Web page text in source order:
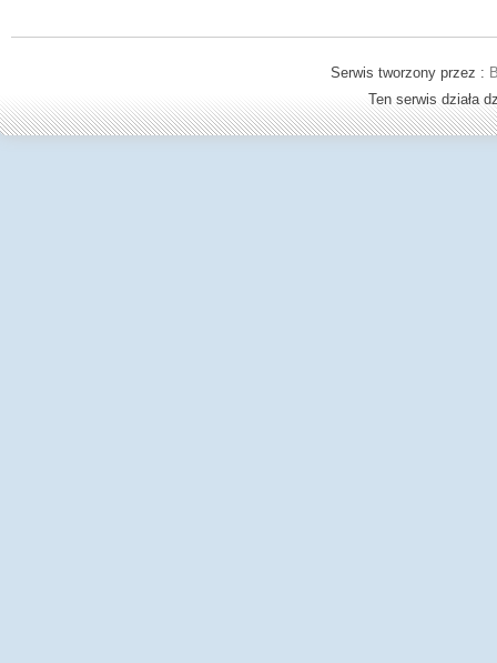
Serwis tworzony przez :
Ten serwis działa